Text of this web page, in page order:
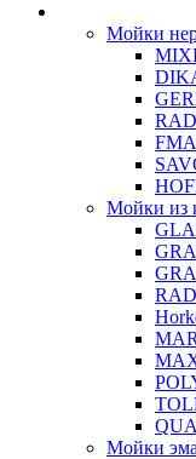
Мойки
Мойки из
Мойки